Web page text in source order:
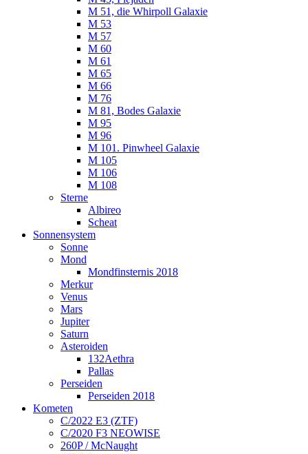
M 51, die Whirpoll Galaxie
M 53
M 57
M 60
M 61
M 65
M 66
M 76
M 81, Bodes Galaxie
M 95
M 96
M 101. Pinwheel Galaxie
M 105
M 106
M 108
Sterne
Albireo
Scheat
Sonnensystem
Sonne
Mond
Mondfinsternis 2018
Merkur
Venus
Mars
Jupiter
Saturn
Asteroiden
132Aethra
Pallas
Perseiden
Perseiden 2018
Kometen
C/2022 E3 (ZTF)
C/2020 F3 NEOWISE
260P / McNaught